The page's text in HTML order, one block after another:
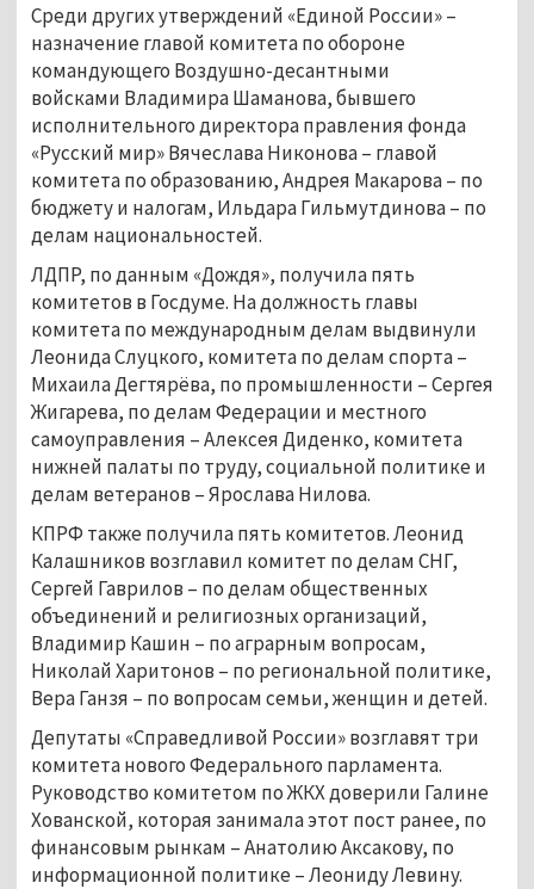
Среди других утверждений «Единой России» –
назначение главой комитета по обороне
командующего Воздушно-десантными
войсками Владимира Шаманова, бывшего
исполнительного директора правления фонда
«Русский мир» Вячеслава Никонова – главой
комитета по образованию, Андрея Макарова – по
бюджету и налогам, Ильдара Гильмутдинова – по
делам национальностей.
ЛДПР, по данным «Дождя», получила пять
комитетов в Госдуме. На должность главы
комитета по международным делам выдвинули
Леонида Слуцкого, комитета по делам спорта –
Михаила Дегтярёва, по промышленности – Сергея
Жигарева, по делам Федерации и местного
самоуправления – Алексея Диденко, комитета
нижней палаты по труду, социальной политике и
делам ветеранов – Ярослава Нилова.
КПРФ также получила пять комитетов. Леонид
Калашников возглавил комитет по делам СНГ,
Сергей Гаврилов – по делам общественных
объединений и религиозных организаций,
Владимир Кашин – по аграрным вопросам,
Николай Харитонов – по региональной политике,
Вера Ганзя – по вопросам семьи, женщин и детей.
Депутаты «Справедливой России» возглавят три
комитета нового Федерального парламента.
Руководство комитетом по ЖКХ доверили Галине
Хованской, которая занимала этот пост ранее, по
финансовым рынкам – Анатолию Аксакову, по
информационной политике – Леониду Левину.